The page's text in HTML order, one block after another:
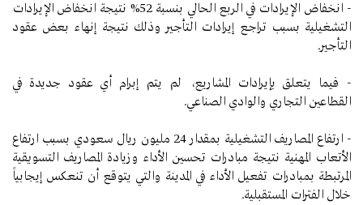
- انخفاض الإيرادات في الربع الحالي بنسبة 52% نتيجة انخفاض الإيرادات
التشغيلية بسبب تراجع إيرادات التأجير وذلك نتيجة إنهاء بعض عقود
التأجير.
- فيما يتعلق بإيرادات المشاريع، لم يتم إبرام أي عقود جديدة في
القطاعين التجاري والوادي الصناعي.
- ارتفاع المصاريف التشغيلية بمقدار 24 مليون ريال سعودي بسبب ارتفاع
الأتعاب المهنية نتيجة مبادرات تحسين الأداء وزيادة المصاريف التسويقية
المرتبطة بمبادرات تفعيل الأداء في المدينة والتي يتوقع أن تنعكس إيجابياً
خلال الفترات المستقبلية.